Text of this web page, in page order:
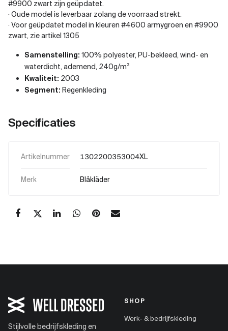
#9900 zwart zijn geüpdatet.
· Oude model is leverbaar zolang de voorraad strekt.
· Voor geüpdatet model in kleuren #4600 armygroen en #9900
zwart, zie artikel 1305
Samenstelling: 100% polyester, PU-bekleed, wind- en
waterdicht, ademend, 240g/m²
Kwaliteit: 2003
Segment: Regenkleding
Specificaties
Artikelnummer 1302200353004XL
Merk Blåkläder
Stijlvolle bedrijfskleding en
SHOP
Werk- & bedrijfskleding